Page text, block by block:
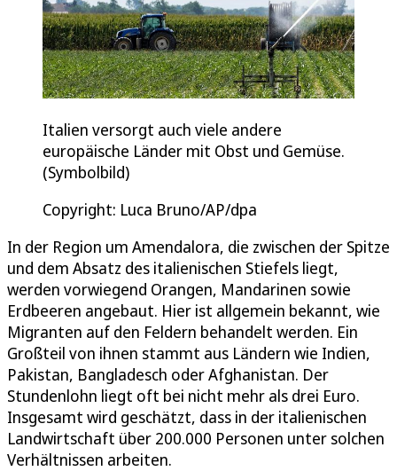
Italien versorgt auch viele andere
europäische Länder mit Obst und Gemüse.
(Symbolbild)
Copyright: Luca Bruno/AP/dpa
In der Region um Amendalora, die zwischen der Spitze
und dem Absatz des italienischen Stiefels liegt,
werden vorwiegend Orangen, Mandarinen sowie
Erdbeeren angebaut. Hier ist allgemein bekannt, wie
Migranten auf den Feldern behandelt werden. Ein
Großteil von ihnen stammt aus Ländern wie Indien,
Pakistan, Bangladesch oder Afghanistan. Der
Stundenlohn liegt oft bei nicht mehr als drei Euro.
Insgesamt wird geschätzt, dass in der italienischen
Landwirtschaft über 200.000 Personen unter solchen
Verhältnissen arbeiten.